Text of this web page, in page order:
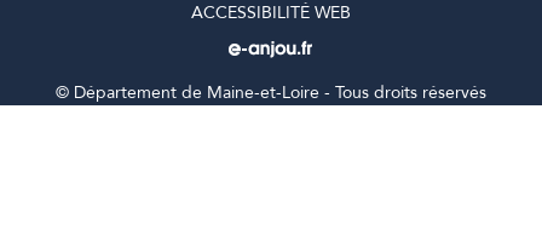
ACCESSIBILITÉ WEB
© Département de Maine-et-Loire - Tous droits réservés